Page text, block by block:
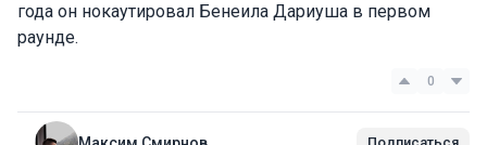
года он нокаутировал Бенеила Дариуша в первом
раунде.
0